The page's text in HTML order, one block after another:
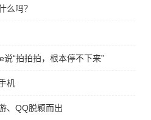
么吗？
“拍拍拍，根本停不下来”
机
、QQ脱颖而出